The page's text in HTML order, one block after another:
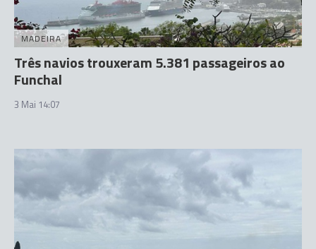
MADEIRA
Três navios trouxeram 5.381 passageiros ao
Funchal
3 Mai 14:07